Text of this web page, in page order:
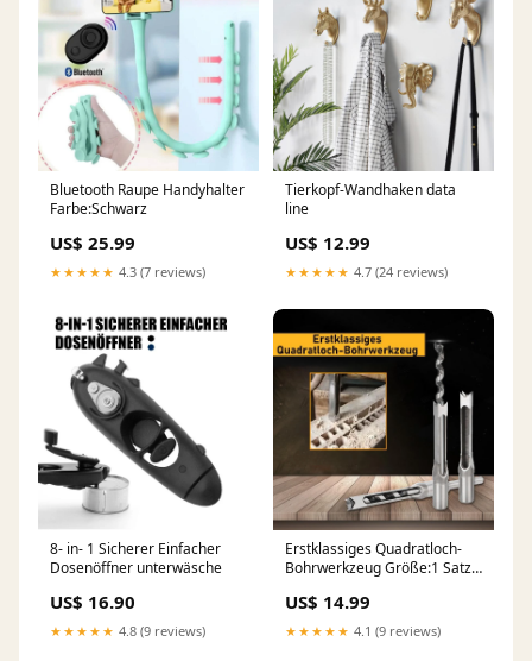
Bluetooth Raupe Handyhalter
Farbe:Schwarz
US$ 25.99
★★★★★ 4.3 (7 reviews)
Tierkopf-Wandhaken data
line
US$ 12.99
★★★★★ 4.7 (24 reviews)
8- in- 1 Sicherer Einfacher
Dosenöffner unterwäsche
US$ 16.90
★★★★★ 4.8 (9 reviews)
Erstklassiges Quadratloch-
Bohrwerkzeug Größe:1 Satz
US$ 14.99
★★★★★ 4.1 (9 reviews)